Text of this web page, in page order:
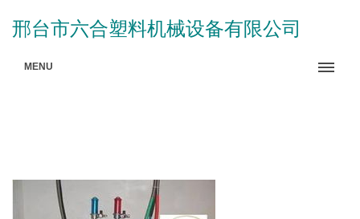
邢台市六合塑料机械设备有限公司
MENU